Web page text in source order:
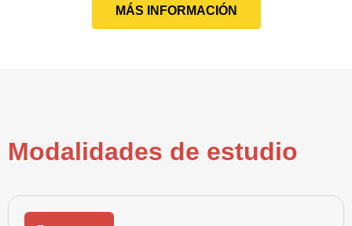
MÁS INFORMACIÓN
Modalidades de estudio